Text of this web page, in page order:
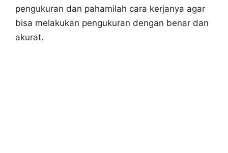
pengukuran dan pahamilah cara kerjanya agar
bisa melakukan pengukuran dengan benar dan
akurat.